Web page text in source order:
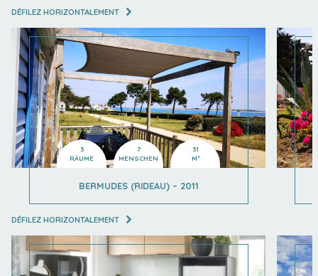
DÉFILEZ HORIZONTALEMENT
3
RÄUME
7
MENSCHEN
31
M²
BERMUDES (RIDEAU) – 2011
DÉFILEZ HORIZONTALEMENT